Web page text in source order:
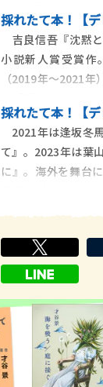
体質の会社になじめ
回しか大賞が出て
社のジャンプホラ
難関。過去10回の
賞）が出ていない
価を得ても、
採れたて本！【デ
吉良信吾『沈黙
小説新人賞受賞作
（2019年〜2021
目の受賞作という
警察ドラマも山ほ
ンソロジーも複数
焦点を絞った公募
採れたて本！【デ
2021年は逢坂冬
て』。2023年は葉
に』。海外を舞台
ィー賞」から、今
ルを舞台にした本
登場した。川瀬美